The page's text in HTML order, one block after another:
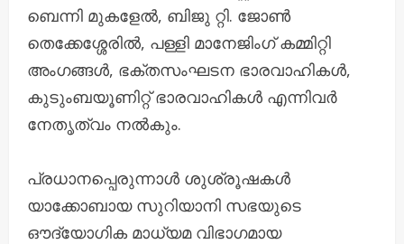
ബെന്നി മുകളേൽ, ബിജു റ്റി. ജോൺ
തെക്കേശ്ശേരിൽ, പള്ളി മാനേജിംഗ് കമ്മിറ്റി
അംഗങ്ങൾ, ഭക്തസംഘടന ഭാരവാഹികൾ,
കുടുംബയൂണിറ്റ് ഭാരവാഹികൾ എന്നിവർ
നേതൃത്വം നൽകും.
പ്രധാനപ്പെരുന്നാൾ ശുശ്രൂഷകൾ
യാക്കോബായ സുറിയാനി സഭയുടെ
ഔദ്യോഗിക മാധ്യമ വിഭാഗമായ